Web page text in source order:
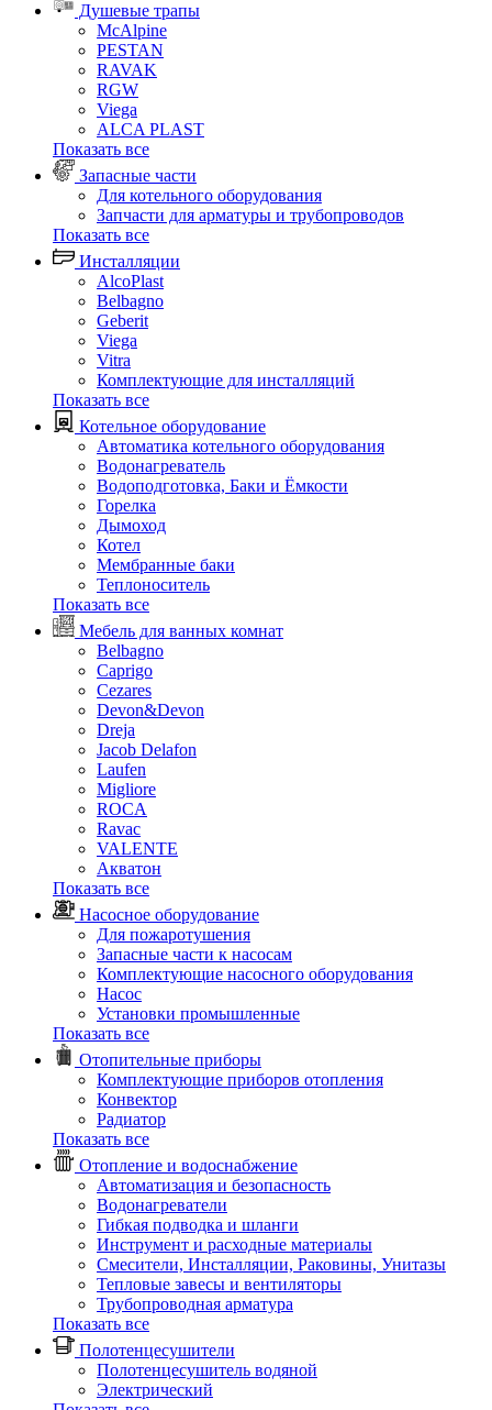
Душевые трапы
McAlpine
PESTAN
RAVAK
RGW
Viega
АLCA PLAST
Показать все
Запасные части
Для котельного оборудования
Запчасти для арматуры и трубопроводов
Показать все
Инсталляции
AlcoPlast
Belbagno
Geberit
Viega
Vitra
Комплектующие для инсталляций
Показать все
Котельное оборудование
Автоматика котельного оборудования
Водонагреватель
Водоподготовка, Баки и Ёмкости
Горелка
Дымоход
Котел
Мембранные баки
Теплоноситель
Показать все
Мебель для ванных комнат
Belbagno
Caprigo
Cezares
Devon&Devon
Dreja
Jacob Delafon
Laufen
Migliore
ROCA
Rаvac
VALENTE
Акватон
Показать все
Насосное оборудование
Для пожаротушения
Запасные части к насосам
Комплектующие насосного оборудования
Насос
Установки промышленные
Показать все
Отопительные приборы
Комплектующие приборов отопления
Конвектор
Радиатор
Показать все
Отопление и водоснабжение
Автоматизация и безопасность
Водонагреватели
Гибкая подводка и шланги
Инструмент и расходные материалы
Смесители, Инсталляции, Раковины, Унитазы
Тепловые завесы и вентиляторы
Трубопроводная арматура
Показать все
Полотенцесушители
Полотенцесушитель водяной
Электрический